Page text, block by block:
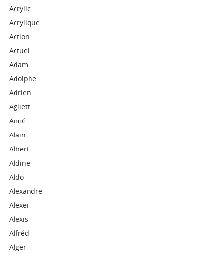
Acrylic
Acrylique
Action
Actuel
Adam
Adolphe
Adrien
Aglietti
Aimé
Alain
Albert
Aldine
Aldo
Alexandre
Alexei
Alexis
Alfréd
Alger